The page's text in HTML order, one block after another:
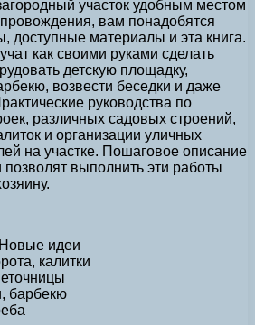
участок удобным местом
вам понадобятся
доступные материалы и эта книга.
как своими руками сделать
детскую площадку,
возвести беседки и даже
руководства по
различных садовых строений,
и организации уличных
на участке. Пошаговое описание
выполнить эти работы
идеи
калитки
барбекю